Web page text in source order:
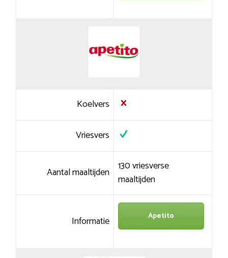
Koelvers
Vriesvers
Aantal maaltijden 130 vriesverse
maaltijden
Informatie Apetito